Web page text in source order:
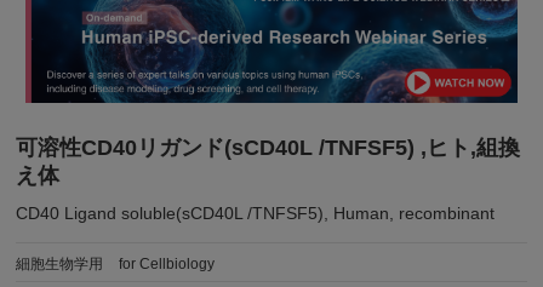
可溶性CD40リガンド(sCD40L /TNFSF5) ,ヒト,組換
え体
CD40 Ligand soluble(sCD40L /TNFSF5), Human, recombinant
細胞生物学用
for Cellbiology